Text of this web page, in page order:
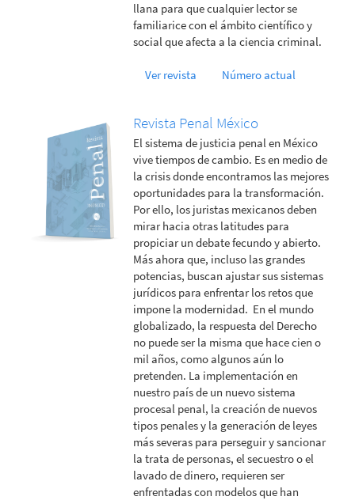
llana para que cualquier lector se
familiarice con el ámbito científico y
social que afecta a la ciencia criminal.
Ver revista Número actual
Revista Penal México
El sistema de justicia penal en México
vive tiempos de cambio. Es en medio de
la crisis donde encontramos las mejores
oportunidades para la transformación.
Por ello, los juristas mexicanos deben
mirar hacia otras latitudes para
propiciar un debate fecundo y abierto.
Más ahora que, incluso las grandes
potencias, buscan ajustar sus sistemas
jurídicos para enfrentar los retos que
impone la modernidad. En el mundo
globalizado, la respuesta del Derecho
no puede ser la misma que hace cien o
mil años, como algunos aún lo
pretenden. La implementación en
nuestro país de un nuevo sistema
procesal penal, la creación de nuevos
tipos penales y la generación de leyes
más severas para perseguir y sancionar
la trata de personas, el secuestro o el
lavado de dinero, requieren ser
enfrentadas con modelos que han